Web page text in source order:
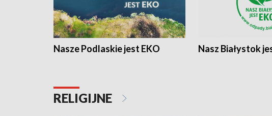
Nasze Podlaskie jest EKO Nasz Białystok
RELIGIJNE